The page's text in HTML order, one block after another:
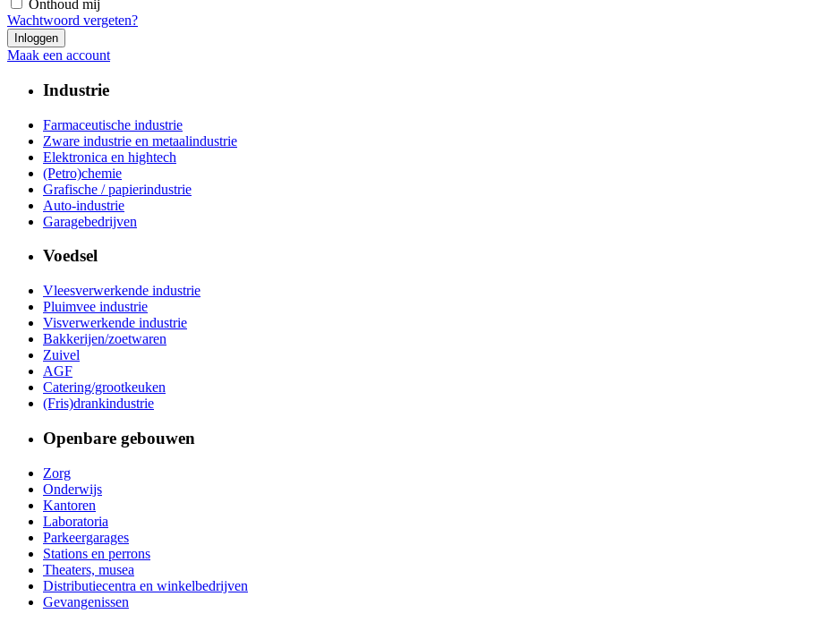
Onthoud mij
Wachtwoord vergeten?
Maak een account
Industrie
Farmaceutische industrie
Zware industrie en metaalindustrie
Elektronica en hightech
(Petro)chemie
Grafische / papierindustrie
Auto-industrie
Garagebedrijven
Voedsel
Vleesverwerkende industrie
Pluimvee industrie
Visverwerkende industrie
Bakkerijen/zoetwaren
Zuivel
AGF
Catering/grootkeuken
(Fris)drankindustrie
Openbare gebouwen
Zorg
Onderwijs
Kantoren
Laboratoria
Parkeergarages
Stations en perrons
Theaters, musea
Distributiecentra en winkelbedrijven
Gevangenissen